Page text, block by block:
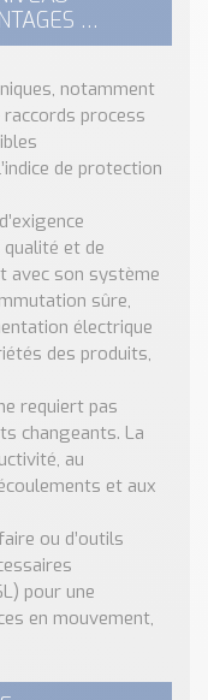
…
notamment
process
de protection
et de
avec son système
sûre,
électrique
des produits,
requiert pas
changeants. La
au
et aux
ou d’outils
pour une
en mouvement,